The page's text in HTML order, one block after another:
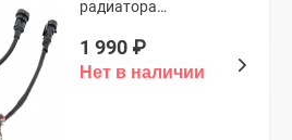
радиатора
оранжевые)
1 990 ₽